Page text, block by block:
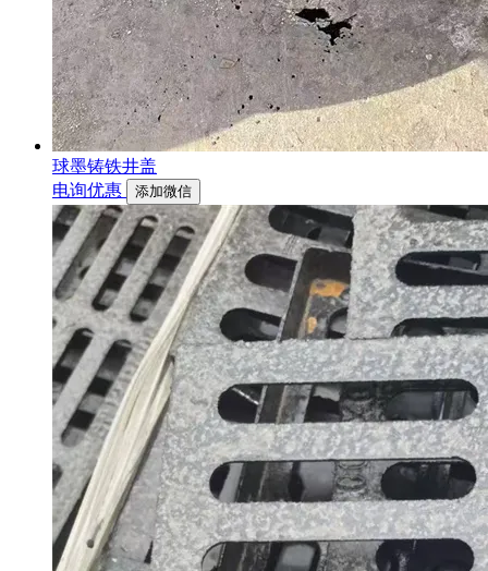
球墨铸铁井盖
电询优惠
添加微信